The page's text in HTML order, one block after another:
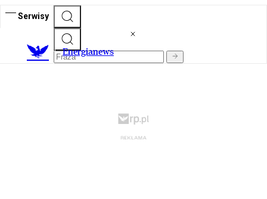
Serwisy
Energianews